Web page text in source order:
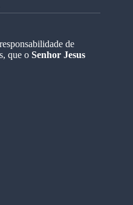
de
que o Senhor Jesus